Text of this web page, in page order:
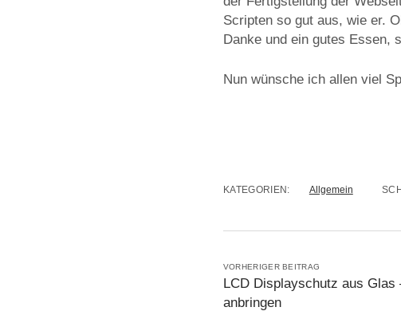
Scripten so gut aus, wie er.
Danke und ein gutes Essen,
Nun wünsche ich allen viel
KATEGORIEN: Allgemein
VORHERIGER BEITRAG
LCD Displayschutz aus Glas
anbringen